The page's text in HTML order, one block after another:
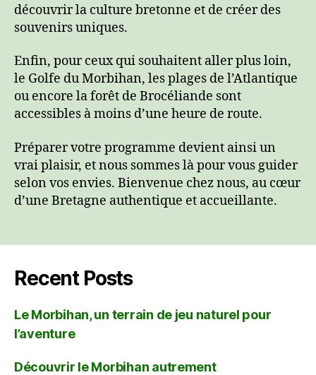
découvrir la culture bretonne et de créer des
souvenirs uniques.
Enfin, pour ceux qui souhaitent aller plus loin,
le Golfe du Morbihan, les plages de l’Atlantique
ou encore la forêt de Brocéliande sont
accessibles à moins d’une heure de route.
Préparer votre programme devient ainsi un
vrai plaisir, et nous sommes là pour vous guider
selon vos envies. Bienvenue chez nous, au cœur
d’une Bretagne authentique et accueillante.
Recent Posts
Le Morbihan, un terrain de jeu naturel pour
l’aventure
Découvrir le Morbihan autrement